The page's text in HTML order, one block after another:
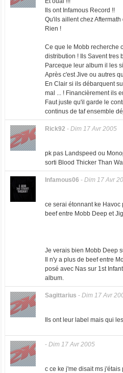
Ils ont Infamous Record !!
Qu'ils aillent chez
Rien !
Ce que le Mobb recherche
distribution ! Ils Savent tres
Parceque leur album il les
Après c'est Jive ou autres
En Clair si ils débarquent
mal ... ! Financièrement ils
Faut juste qu'il garde le
continus de taf ensemble
Rick92 - Dim 17 Avr 2005
pk pas Landspeed ou
sorti Blood Thicker Than
Infamous06 - Dim 17 Avr
ce serai étonnant ke Havoc
beef entre Mobb Deep et
Je verais bien Mobb Deep
Il n'y a plus de beef entre
posé avec Nas sur 1st
album.
Sagittarius - Dim 17 Avr
Ils ont leur label mais qui
- Dim 17 Avr 2005
c ce ke j'me disait ms j'étais